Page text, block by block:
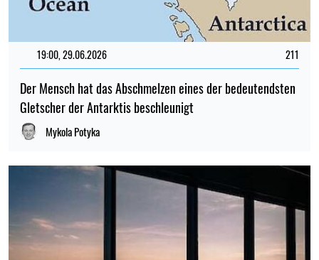
19:00, 29.06.2026 211
Der Mensch hat das Abschmelzen eines der bedeutendsten
Gletscher der Antarktis beschleunigt
Mykola Potyka